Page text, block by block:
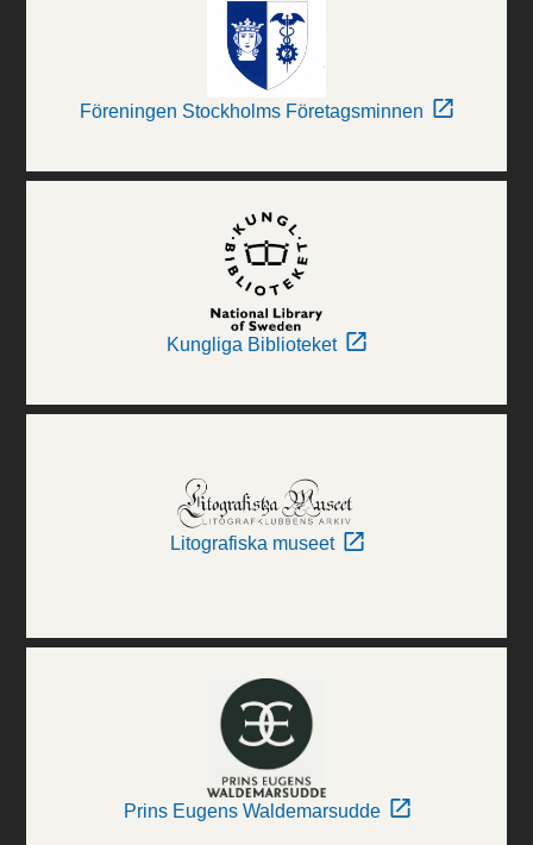
Föreningen Stockholms Företagsminnen
Kungliga Biblioteket
Litografiska museet
Prins Eugens Waldemarsudde